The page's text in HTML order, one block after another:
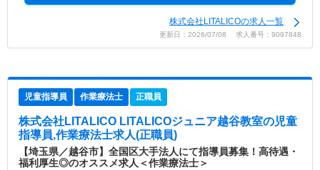
株式会社LITALICOの求人一覧
更新日：2026/07/08 求人番号：9097848
児童指導員 作業療法士 正職員
株式会社LITALICO LITALICOジュニア越谷教室の児童
指導員,作業療法士求人(正職員)
【埼玉県／越谷市】全国区大手法人にて指導員募集！高待遇・
福利厚生◎のオススメ求人＜作業療法士＞